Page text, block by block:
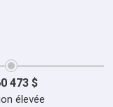
473 $
élevée